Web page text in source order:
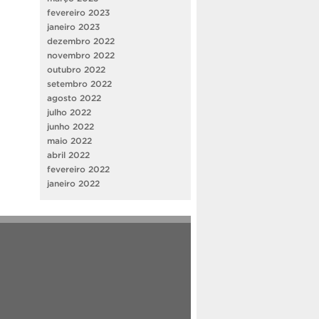
fevereiro 2023
janeiro 2023
dezembro 2022
novembro 2022
outubro 2022
setembro 2022
agosto 2022
julho 2022
junho 2022
maio 2022
abril 2022
fevereiro 2022
janeiro 2022